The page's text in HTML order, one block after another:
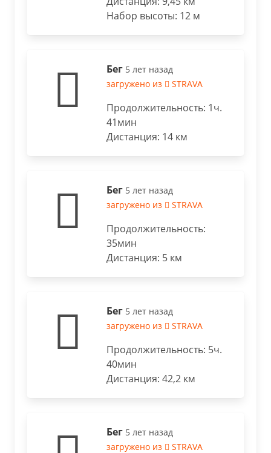
Набор высоты: 12 м
Бег 5 лет назад
загружено из
STRAVA
Продолжительность: 1ч.
41мин
Дистанция: 14 км
Бег 5 лет назад
загружено из
STRAVA
Продолжительность:
35мин
Дистанция: 5 км
Бег 5 лет назад
загружено из
STRAVA
Продолжительность: 5ч.
40мин
Дистанция: 42,2 км
Бег 5 лет назад
загружено из
STRAVA